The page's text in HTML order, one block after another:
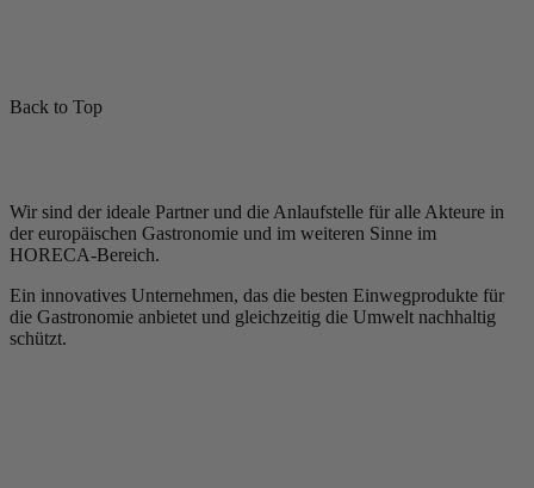
Back to Top
Wir sind der ideale Partner und die Anlaufstelle für alle Akteure in
der europäischen Gastronomie und im weiteren Sinne im
HORECA-Bereich.
Ein innovatives Unternehmen, das die besten Einwegprodukte für
die Gastronomie anbietet und gleichzeitig die Umwelt nachhaltig
schützt.